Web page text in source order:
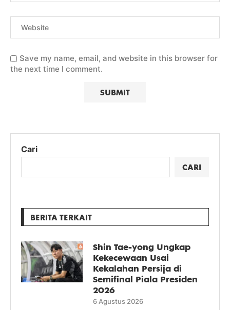
Save my name, email, and website in this browser for
the next time I comment.
Cari
CARI
BERITA TERKAIT
Shin Tae-yong Ungkap
Kekecewaan Usai
Kekalahan Persija di
Semifinal Piala Presiden
2026
6 Agustus 2026